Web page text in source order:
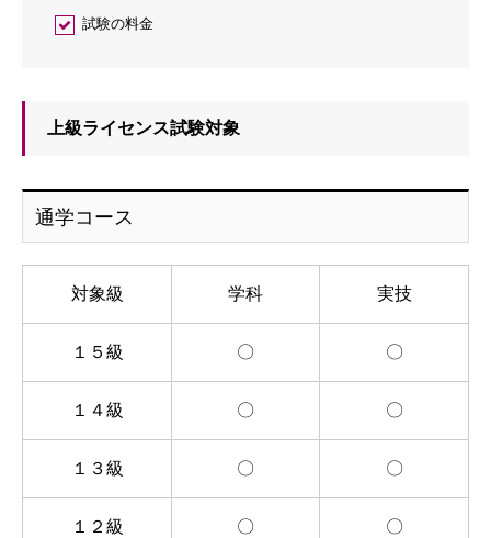
試験の料金
上級ライセンス試験対象
通学コース
対象級 学科 実技
１５級 〇 〇
１４級 〇 〇
１３級 〇 〇
１２級 〇 〇